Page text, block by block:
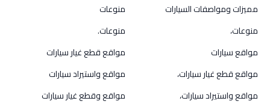
مميزات ومواصفات السيارات
منوعات
منوعات،
منوعات.
مواقع سيارات
مواقع قطع غيار سيارات
مواقع قطع غيار سيارات،
مواقع واستيراد سيارات
مواقع واستيراد سيارات،
مواقع وقطع غيار سيارات